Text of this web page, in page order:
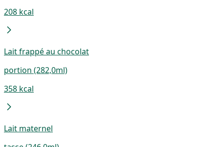
208 kcal
Lait frappé au chocolat
portion (282,0ml)
358 kcal
Lait maternel